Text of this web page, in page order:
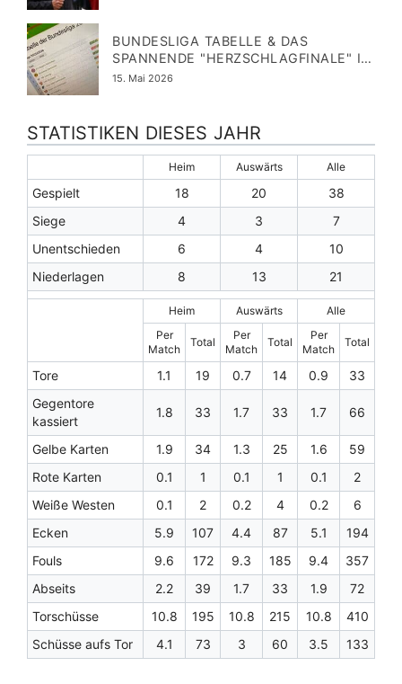
BUNDESLIGA TABELLE & DAS
SPANNENDE "HERZSCHLAGFINALE" IM
ABSTIEGSKAMPF - WER BLEIBT
Veröffentlicht
15. Mai 2026
STATISTIKEN DIESES JAHR
Heim Auswärts Alle
Gespielt 18 20
38
Siege
4 3
7
Unentschieden
6 4
10
Niederlagen
8 13 21
Heim Auswärts
Alle
Per
Match
Total
Per
Match
Total
Per
Match
Total
Tore 1.1 19 0.7 14 0.9
33
Gegentore
kassiert
1.8 33 1.7 33 1.7 66
Gelbe Karten 1.9 34 1.3 25 1.6
59
Rote Karten
0.1 1 0.1 1 0.1
2
Weiße Westen
0.1 2 0.2 4 0.2
6
Ecken
5.9 107 4.4 87 5.1
194
Fouls
9.6 172 9.3 185 9.4
357
Abseits
2.2 39 1.7 33 1.9
72
Torschüsse
10.8 195 10.8 215 10.8
410
Schüsse aufs Tor
4.1 73 3 60 3.5 133